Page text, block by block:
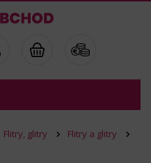
Flitry, glitry
Flitry a glitry